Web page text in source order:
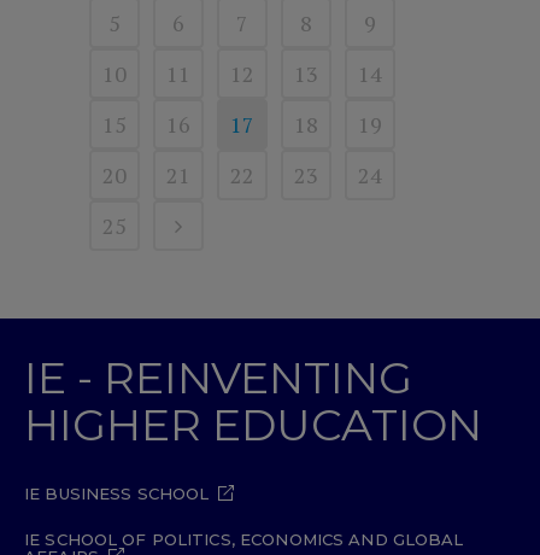
5
6 7 8
9
10
11 12 13
14
15
16 17 18
19
20
21 22 23
24
25
IE - REINVENTING
HIGHER EDUCATION
IE BUSINESS SCHOOL
IE SCHOOL OF POLITICS, ECONOMICS AND GLOBAL